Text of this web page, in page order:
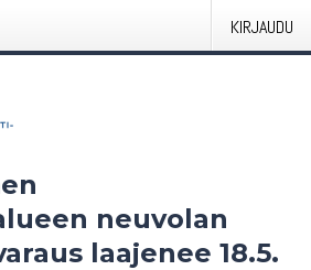
KIRJAUDU
neuvolan
laajenee 18.5.